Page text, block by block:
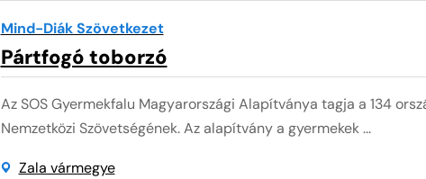
Mind-Diák Szövetkezet
Pártfogó toborzó
Az SOS Gyermekfalu Magyarországi Alapítványa tagja a 134
Nemzetközi Szövetségének. Az alapítvány a gyermekek ...
Zala vármegye